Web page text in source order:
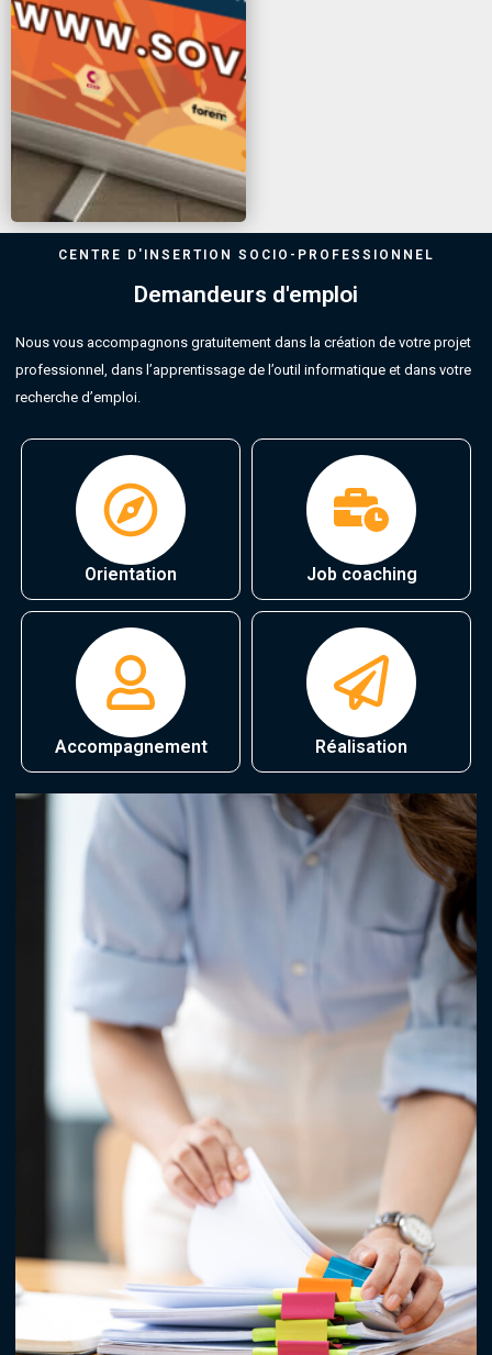
CENTRE D'INSERTION SOCIO-PROFESSIONNEL
Demandeurs d'emploi
Nous vous accompagnons gratuitement dans la création de votre projet
professionnel, dans l’apprentissage de l’outil informatique et dans votre
recherche d’emploi.
Orientation Job coaching
Accompagnement Réalisation